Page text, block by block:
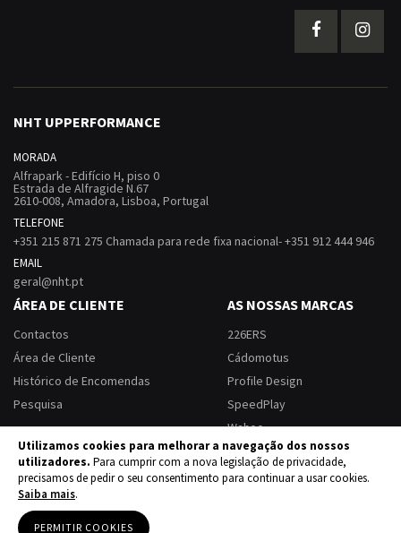
Utilizamos cookies para melhorar a navegação dos nossos
utilizadores. Para cumprir com a nova legislação de privacidade,
precisamos de pedir o seu consentimento para continuar a usar cookies.
Saiba mais.
PERMITIR COOKIES
NHT UPPERFORMANCE
MORADA
Alfrapark - Edifício H, piso 0
Estrada de Alfragide N.67
2610-008, Amadora, Lisboa, Portugal
TELEFONE
+351 215 871 275 Chamada para rede fixa nacional- +351 912 444 946
EMAIL
geral@nht.pt
ÁREA DE CLIENTE
Contactos
Área de Cliente
Histórico de Encomendas
Pesquisa
AS NOSSAS MARCAS
226ERS
Cádomotus
Profile Design
SpeedPlay
Wahoo
Termos e Condições Política de Privacidade
Política de Devoluções